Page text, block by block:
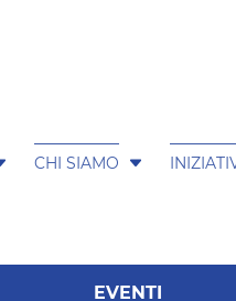
CHI SIAMO
EVENTI